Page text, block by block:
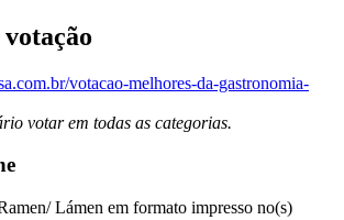
votacao-melhores-da-gastronomia-
votar em todas as categorias.
Lámen em formato impresso no(s)